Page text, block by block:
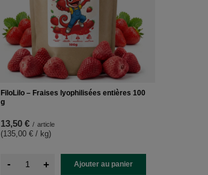
FiloLilo – Fraises lyophilisées entières 100
g
13,50 € / article
(135,00 € / kg)
- + Ajouter au panier